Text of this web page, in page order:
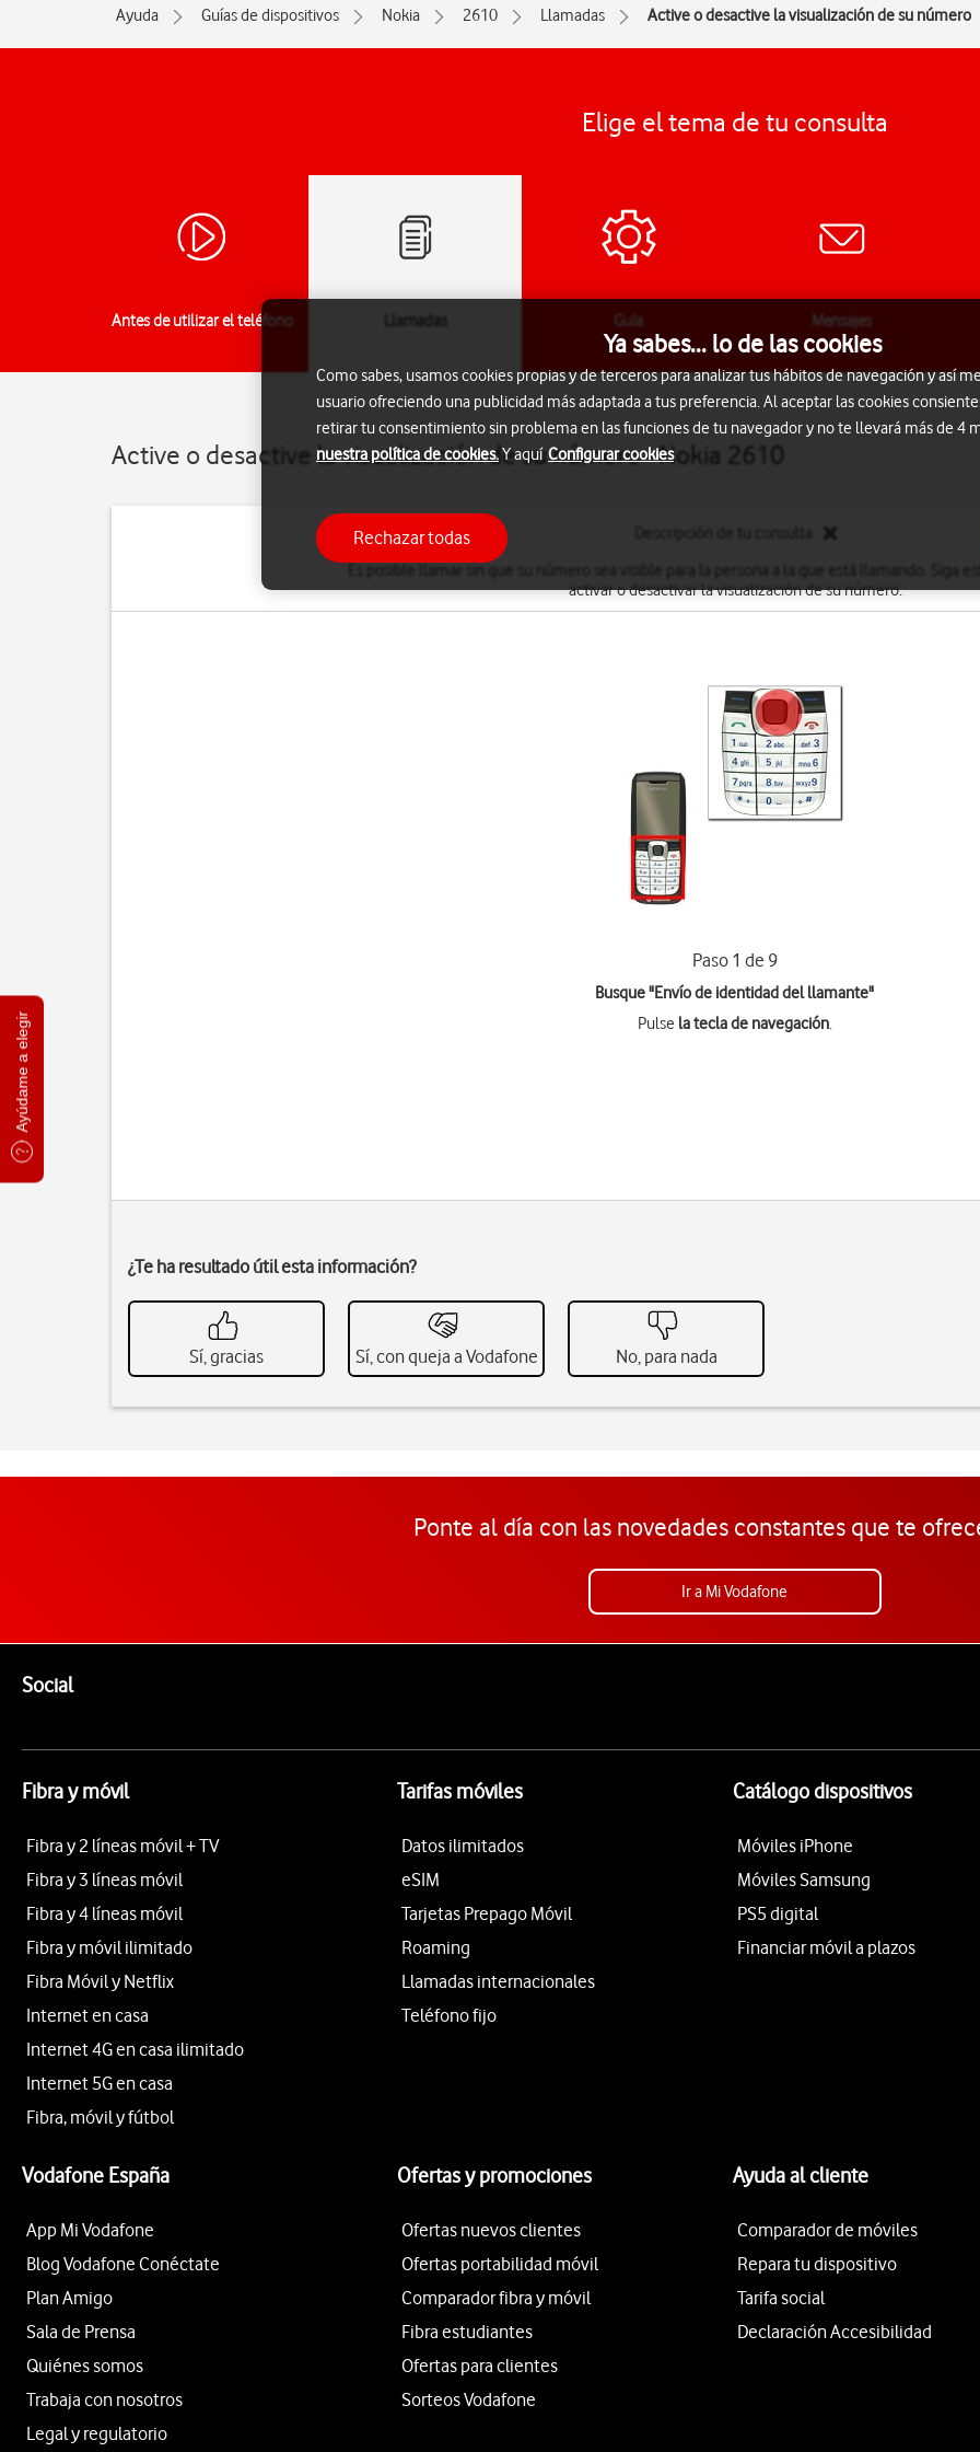
Ayúdame a elegir
Ayuda Guías de dispositivos Nokia 2610 Llamadas Active o desactive la visualización de su número
Elige el tema de tu consulta
Antes de utilizar el teléfono Llamadas Guía Mensajes
Active o desactive la visualización de su número - Nokia 2610
activar o desactivar la visualización de su número.
Paso 1 de 9
Busque "Envío de identidad del llamante"
Pulse la tecla de navegación.
¿Te ha resultado útil esta información?
Sí, gracias Sí, con queja a Vodafone No, para nada
Ponte al día con las novedades constantes que te
Ir a Mi Vodafone
SocialEnlaces a las redes sociales de Vodafone
Fibra y móvil
Fibra y 2 líneas móvil + TV
Fibra y 3 líneas móvil
Fibra y 4 líneas móvil
Fibra y móvil ilimitado
Fibra Móvil y Netflix
Internet en casa
Internet 4G en casa ilimitado
Internet 5G en casa
Fibra, móvil y fútbol
Tarifas móviles
Datos ilimitados
eSIM
Tarjetas Prepago Móvil
Roaming
Llamadas internacionales
Teléfono fijo
Catálogo dispositivos
Móviles iPhone
Móviles Samsung
PS5 digital
Financiar móvil a plazos
Vodafone España
App Mi Vodafone
Blog Vodafone Conéctate
Plan Amigo
Sala de Prensa
Quiénes somos
Trabaja con nosotros
Legal y regulatorio
Ofertas y promociones
Ofertas nuevos clientes
Ofertas portabilidad móvil
Comparador fibra y móvil
Fibra estudiantes
Ofertas para clientes
Sorteos Vodafone
Ayuda al cliente
Comparador de móviles
Repara tu dispositivo
Tarifa social
Declaración Accesibilidad
Ya sabes... lo de las cookies
Como sabes, usamos cookies propias y de terceros para analizar tus hábitos de navegación y así
usuario ofreciendo una publicidad más adaptada a tus preferencia. Al aceptar las cookies
retirar tu consentimiento sin problema en las funciones de tu navegador y no te llevará más de 4
nuestra política de cookies.Y aquí Configurar cookies
Rechazar todas